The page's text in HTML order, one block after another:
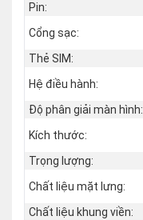
Pin:
Cổng sạc:
Thẻ SIM:
Hệ điều hành:
Độ phân giải màn hình:
Kích thước:
Trọng lượng:
Chất liệu mặt lưng:
Chất liệu khung viền: